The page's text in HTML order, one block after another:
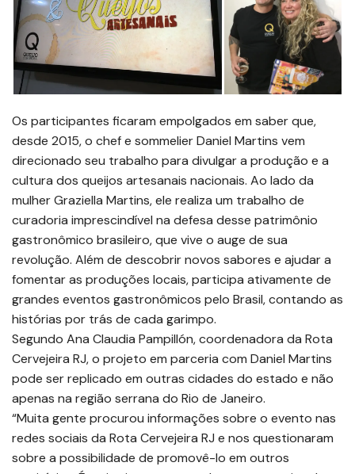
Os participantes ficaram empolgados em saber que,
desde 2015, o chef e sommelier Daniel Martins vem
direcionado seu trabalho para divulgar a produção e a
cultura dos queijos artesanais nacionais. Ao lado da
mulher Graziella Martins, ele realiza um trabalho de
curadoria imprescindível na defesa desse patrimônio
gastronômico brasileiro, que vive o auge de sua
revolução. Além de descobrir novos sabores e ajudar a
fomentar as produções locais, participa ativamente de
grandes eventos gastronômicos pelo Brasil, contando as
histórias por trás de cada garimpo.
Segundo Ana Claudia Pampillón, coordenadora da Rota
Cervejeira RJ, o projeto em parceria com Daniel Martins
pode ser replicado em outras cidades do estado e não
apenas na região serrana do Rio de Janeiro.
“Muita gente procurou informações sobre o evento nas
redes sociais da Rota Cervejeira RJ e nos questionaram
sobre a possibilidade de promovê-lo em outros